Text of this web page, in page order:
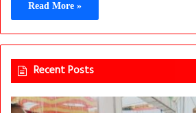
Read More »
Recent Posts